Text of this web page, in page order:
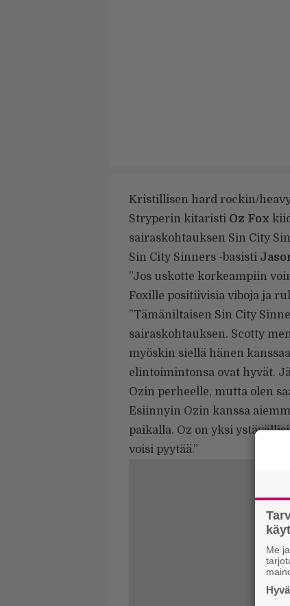
Kristillisen hard rockin/
Stryperin kitaristi Oz Fox
sairaskohtauksen Sin City
Sin City Sinners -basisti
”Jos uskotte korkeampiin
Foxille positiivisia viboja ja
”Tämäniltaisen Sin City
sairaskohtauksen. Scotty
myöskin siellä hänen
elintoimintonsa ovat hyvät.
Ozin perheelle, mutta olen
Esiinnyin Ozin kanssa
paikalla. Oz on yksi
voisi pyytää.”
Me